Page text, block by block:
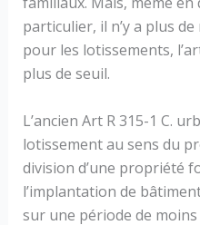
particulier, il n’y a plus
pour les lotissements,
plus de seuil.
L’ancien Art R 315-1 C.
lotissement au sens du
division d’une propriété
l’implantation de
sur une période de